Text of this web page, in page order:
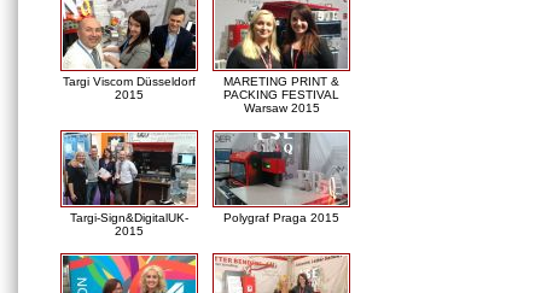
Targi Viscom Düsseldorf
2015
MARETING PRINT &
PACKING FESTIVAL
Warsaw 2015
Targi-Sign&DigitalUK-
2015
Polygraf Praga 2015